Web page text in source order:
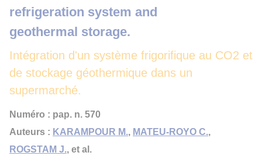
Intégration d'un système frigorifique au CO2 et
de stockage géothermique dans un
supermarché.
refrigeration system and
geothermal storage.
Numéro : pap. n. 570
Auteurs : KARAMPOUR M., MATEU-ROYO C.,
ROGSTAM J., et al.